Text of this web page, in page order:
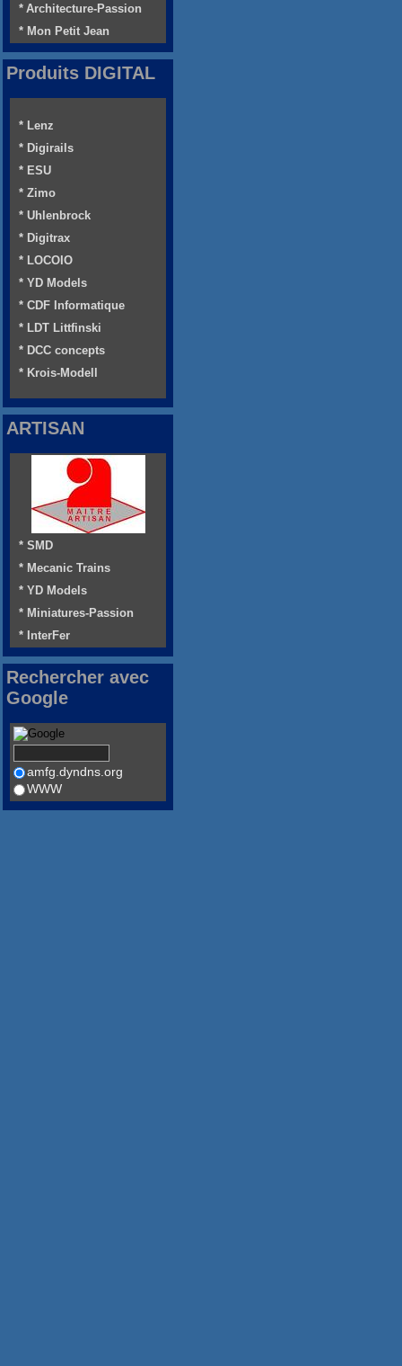
* Architecture-Passion
* Mon Petit Jean
Produits DIGITAL
* Lenz
* Digirails
* ESU
* Zimo
* Uhlenbrock
* Digitrax
* LOCOIO
* YD Models
* CDF Informatique
* LDT Littfinski
* DCC concepts
* Krois-Modell
ARTISAN
* SMD
* Mecanic Trains
* YD Models
* Miniatures-Passion
* InterFer
Rechercher avec
Google
amfg.dyndns.org
WWW